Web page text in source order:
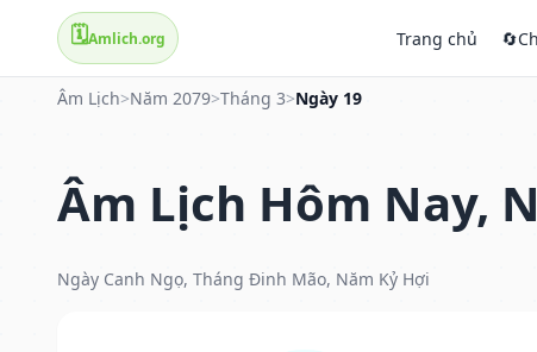
🗓️Amlich.org Trang chủ 🔄
Âm Lịch>Năm 2079>Tháng 3>Ngày 19
Âm Lịch Hôm Nay,
Ngày Canh Ngọ, Tháng Đinh Mão, Năm Kỷ Hợi